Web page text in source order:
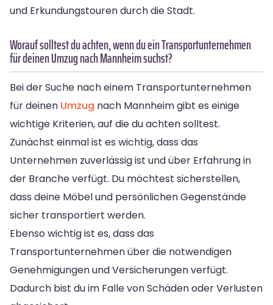
und Erkundungstouren durch die Stadt.
Worauf solltest du achten, wenn du ein Transportunternehmen
für deinen Umzug nach Mannheim suchst?
Bei der Suche nach einem Transportunternehmen
für deinen Umzug nach Mannheim gibt es einige
wichtige Kriterien, auf die du achten solltest.
Zunächst einmal ist es wichtig, dass das
Unternehmen zuverlässig ist und über Erfahrung in
der Branche verfügt. Du möchtest sicherstellen,
dass deine Möbel und persönlichen Gegenstände
sicher transportiert werden.
Ebenso wichtig ist es, dass das
Transportunternehmen über die notwendigen
Genehmigungen und Versicherungen verfügt.
Dadurch bist du im Falle von Schäden oder Verlusten